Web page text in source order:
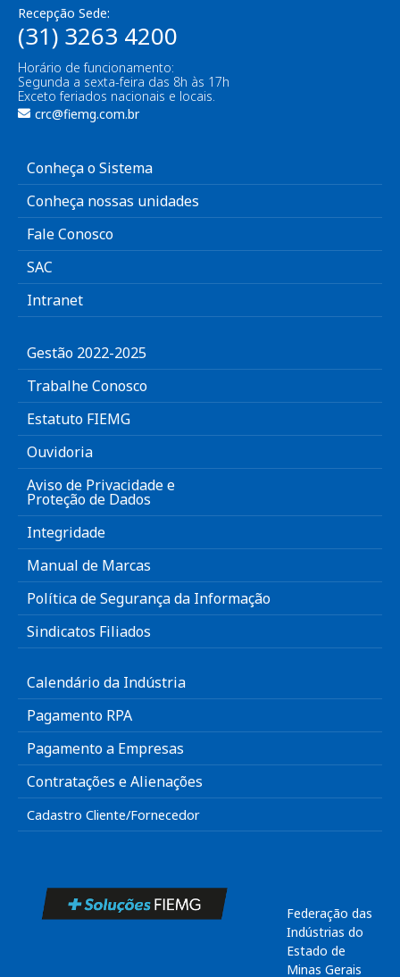
Recepção Sede:
(31) 3263 4200
Horário de funcionamento:
Segunda a sexta-feira das 8h às 17h
Exceto feriados nacionais e locais.
crc@fiemg.com.br
Conheça o Sistema
Conheça nossas unidades
Fale Conosco
SAC
Intranet
Gestão 2022-2025
Trabalhe Conosco
Estatuto FIEMG
Ouvidoria
Aviso de Privacidade e
Proteção de Dados
Integridade
Manual de Marcas
Política de Segurança da Informação
Sindicatos Filiados
Calendário da Indústria
Pagamento RPA
Pagamento a Empresas
Contratações e Alienações
Cadastro Cliente/Fornecedor
Federação das
Indústrias do
Estado de
Minas Gerais